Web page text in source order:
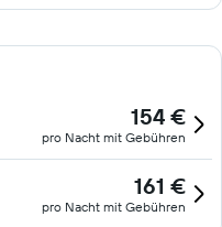
154 €
pro Nacht mit Gebühren
161 €
pro Nacht mit Gebühren